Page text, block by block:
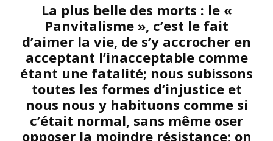
La plus belle des morts : le «
Panvitalisme », c’est le fait
d’aimer la vie, de s’y accrocher en
acceptant l’inacceptable comme
étant une fatalité; nous subissons
toutes les formes d’injustice et
nous nous y habituons comme si
c’était normal, sans même oser
opposer la moindre résistance; on